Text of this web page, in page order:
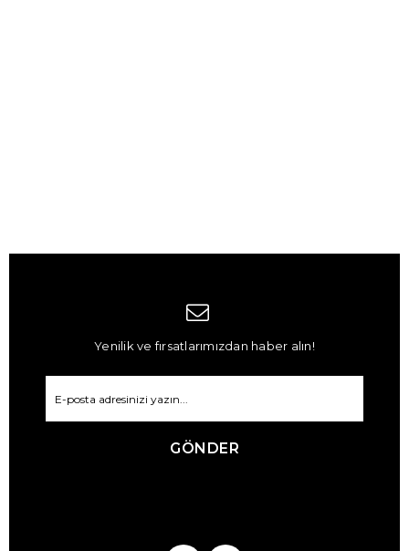
Yenilik ve fırsatlarımızdan haber alın!
GÖNDER